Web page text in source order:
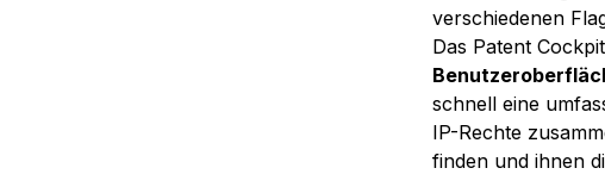
verschiedenen
Das Patent
schnell eine
IP-Rechte
finden und ihnen